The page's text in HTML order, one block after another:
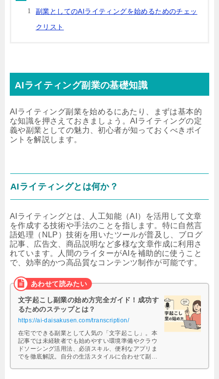
副業としてのAIライティングを始めるためのチェッ
クリスト
AIライティング副業の基礎知識
AIライティング副業を始めるにあたり、まずは基本的
な知識を押さえておきましょう。AIライティングの定
義や副業としての魅力、初心者が知っておくべきポイ
ントを解説します。
AIライティングとは何か？
AIライティングとは、人工知能（AI）を活用して文章
を作成する技術や手法のことを指します。特に自然言
語処理（NLP）技術を用いたツールが普及し、ブログ
記事、広告文、商品説明など多様な文章作成に利用さ
れています。人間のライターがAIを補助的に使うこと
で、効率的かつ高品質なコンテンツ制作が可能です。
文字起こし副業の始め方完全ガイド！成功す
るためのステップとは？
https://ai-daisakusen.com/transcription/
在宅でできる副業として人気の「文字起こし」。本
記事では未経験者でも始めやすい環境準備やクラウ
ドソーシング活用法、必須スキル、便利なアプリま
でを徹底解説。自分の生活スタイルに合わせて副収